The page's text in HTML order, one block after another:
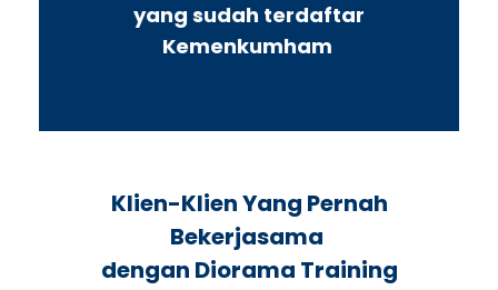
yang sudah terdaftar
Kemenkumham
Klien-Klien Yang Pernah
Bekerjasama
dengan Diorama Training